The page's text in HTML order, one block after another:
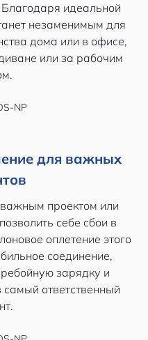
идеальной
незаменимым для
дома или в офисе,
или за рабочим
для важных
проектом или
себе сбои в
оплетение этого
соединение,
зарядку и
ответственный